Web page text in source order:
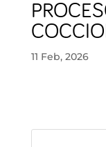
11 Feb, 2026